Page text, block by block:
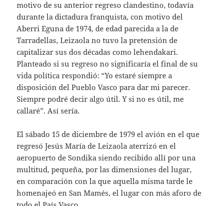
motivo de su anterior regreso clandestino, todavía
durante la dictadura franquista, con motivo del
Aberri Eguna de 1974, de edad parecida a la de
Tarradellas, Leizaola no tuvo la pretensión de
capitalizar sus dos décadas como lehendakari.
Planteado si su regreso no significaría el final de su
vida política respondió: “Yo estaré siempre a
disposición del Pueblo Vasco para dar mi parecer.
Siempre podré decir algo útil. Y si no es útil, me
callaré”. Así sería.
El sábado 15 de diciembre de 1979 el avión en el que
regresó Jesús María de Leizaola aterrizó en el
aeropuerto de Sondika siendo recibido allí por una
multitud, pequeña, por las dimensiones del lugar,
en comparación con la que aquella misma tarde le
homenajeó en San Mamés, el lugar con más aforo de